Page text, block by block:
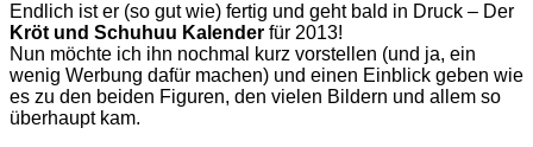
Endlich ist er (so gut wie) fertig und geht bald in Druck – Der
Kröt und Schuhuu Kalender für 2013!
Nun möchte ich ihn nochmal kurz vorstellen (und ja, ein
wenig Werbung dafür machen) und einen Einblick geben wie
es zu den beiden Figuren, den vielen Bildern und allem so
überhaupt kam.